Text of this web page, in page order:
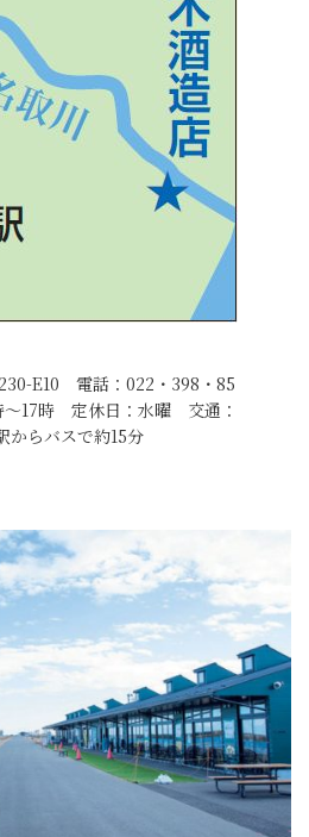
E10 電話：022・398・85
17時 定休日：水曜 交通：
からバスで約15分